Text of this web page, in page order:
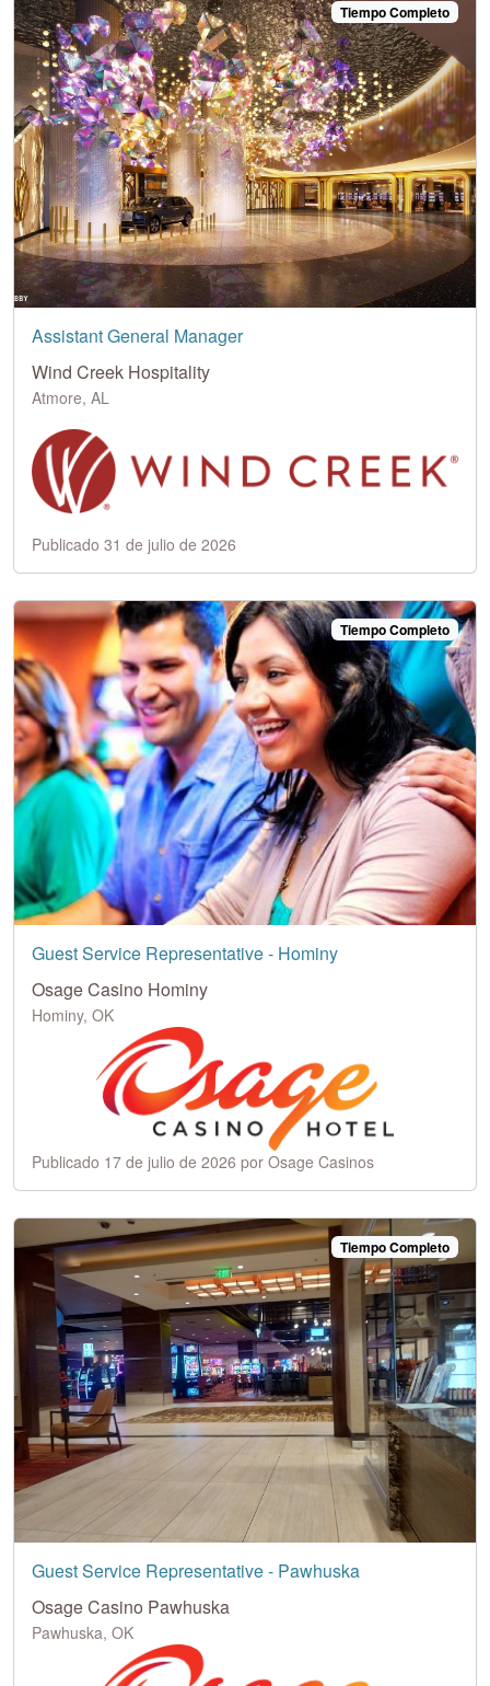
Tiempo Completo
Assistant General Manager
Wind Creek Hospitality
Atmore, AL
Publicado 31 de julio de 2026
Tiempo Completo
Guest Service Representative - Hominy
Osage Casino Hominy
Hominy, OK
Publicado 17 de julio de 2026 por Osage Casinos
Tiempo Completo
Guest Service Representative - Pawhuska
Osage Casino Pawhuska
Pawhuska, OK